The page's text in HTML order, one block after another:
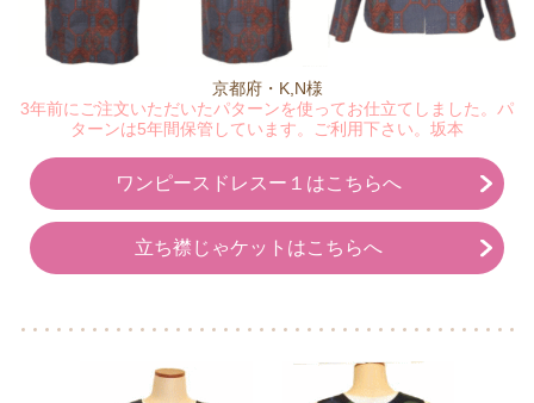
京都府・K,N様
3年前にご注文いただいたパターンを使ってお仕立てしました。パ
ターンは5年間保管しています。ご利用下さい。坂本
ワンピースドレスー１はこちらへ
立ち襟じゃケットはこちらへ